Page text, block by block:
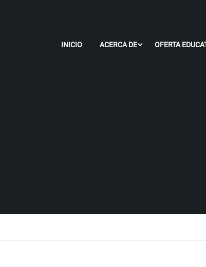
INICIO ACERCA DE OFERTA